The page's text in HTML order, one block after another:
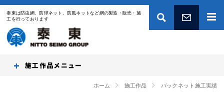
泰東は防虫網、防球ネット、防風ネットなど網の製造・販売・施
工を行っております
施工作品
ホーム 施工作品 バックネット施工実績